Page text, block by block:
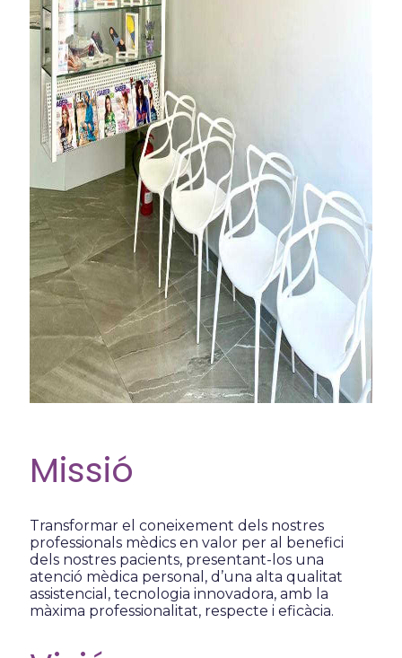
Missió
Transformar el coneixement dels nostres
professionals mèdics en valor per al benefici
dels nostres pacients, presentant-los una
atenció mèdica personal, d’una alta qualitat
assistencial, tecnologia innovadora, amb la
màxima professionalitat, respecte i eficàcia.